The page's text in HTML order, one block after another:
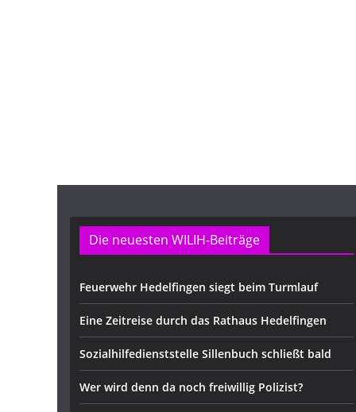
Die neuesten WILIH-Beiträge
Feuerwehr Hedelfingen siegt beim Turmlauf
Eine Zeitreise durch das Rathaus Hedelfingen
Sozialhilfedienststelle Sillenbuch schließt bald
Wer wird denn da noch freiwillig Polizist?